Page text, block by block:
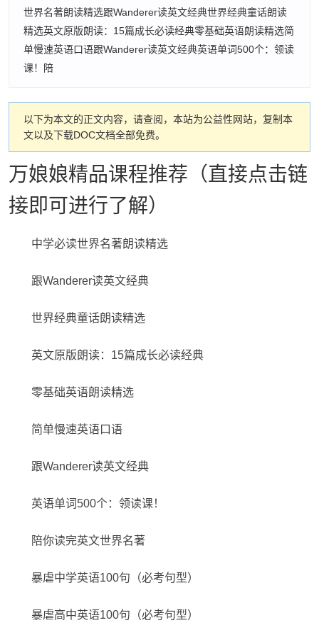
世界名著朗读精选跟Wanderer读英文经典世界经典童话朗读
精选英文原版朗读：15篇成长必读经典零基础英语朗读精选简
单慢速英语口语跟Wanderer读英文经典英语单词500个：领读
课！陪
以下为本文的正文内容，请查阅，本站为公益性网站，复制本
文以及下载DOC文档全部免费。
万娘娘精品课程推荐（直接点击链
接即可进行了解）
中学必读世界名著朗读精选
跟Wanderer读英文经典
世界经典童话朗读精选
英文原版朗读：15篇成长必读经典
零基础英语朗读精选
简单慢速英语口语
跟Wanderer读英文经典
英语单词500个：领读课！
陪你读完英文世界名著
暴虐中学英语100句（必考句型）
暴虐高中英语100句（必考句型）